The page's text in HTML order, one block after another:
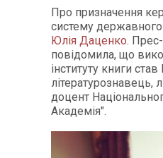
Про призначення
систему державного
Юлія Даценко.
повідомила, що
інституту книги
літературознавець,
доцент
Академія".